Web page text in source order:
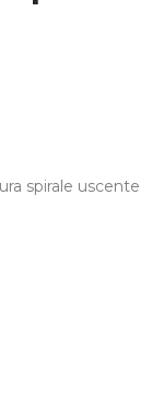
spirale uscente